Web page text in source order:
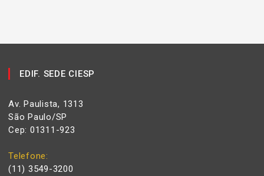
EDIF. SEDE CIESP
Av. Paulista, 1313
São Paulo/SP
Cep: 01311-923
Telefone
(11) 3549-3200